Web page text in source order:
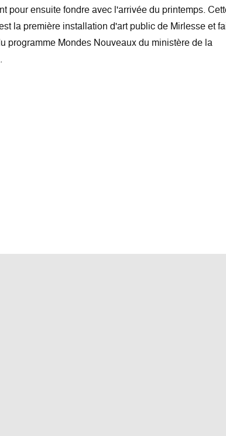
pour ensuite fondre avec l'arrivée du printemps.
la première installation d'art public de Mirlesse et
programme Mondes Nouveaux du ministère de la